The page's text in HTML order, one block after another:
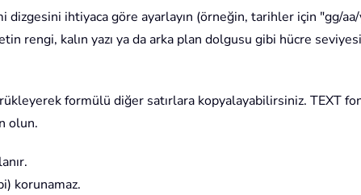
ihtiyaca göre ayarlayın (örneğin, tarihler için "gg/
rengi, kalın yazı ya da arka plan dolgusu gibi hücre
formülü diğer satırlara kopyalayabilirsiniz. TEXT
olun.
korunamaz.